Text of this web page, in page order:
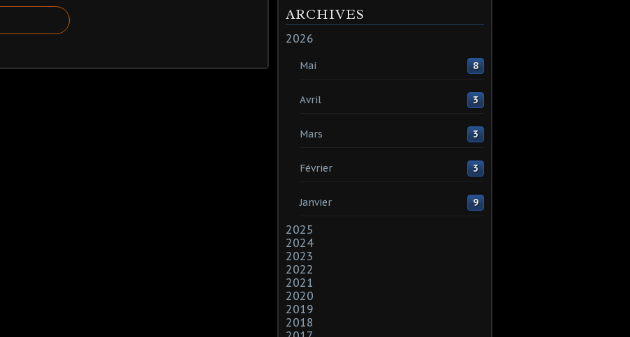
ARCHIVES
2026
Mai 8
Avril 3
Mars 3
Février 3
Janvier 9
2025
2024
2023
2022
2021
2020
2019
2018